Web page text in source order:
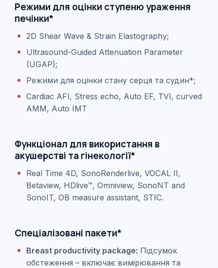
Режими для оцінки ступеню ураження
печінки*
2D Shear Wave & Strain Elastography;
Ultrasound-Guided Attenuation Parameter
(UGAP);
Режими для оцінки стану серця та судин*;
Cardiac AFI, Stress echo, Auto EF, TVI, curved
AMM, Auto IMT
Функціонал для використання в
акушерстві та гінекології*
Real Time 4D, SonoRenderlive, VOCAL II,
Betaview, HDlive™, Omniview, SonoNT and
SonoIT, OB measure assistant, STIC.
Спеціалізовані пакети*
Breast productivity package: Підсумок
обстеження – включає вимірювання та